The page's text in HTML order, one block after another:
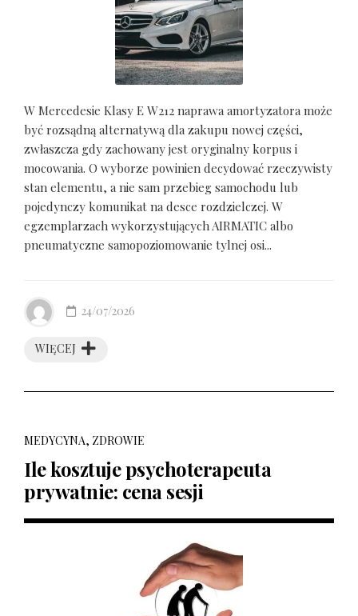
W Mercedesie Klasy E W212 naprawa amortyzatora może
być rozsądną alternatywą dla zakupu nowej części,
zwłaszcza gdy zachowany jest oryginalny korpus i
mocowania. O wyborze powinien decydować rzeczywisty
stan elementu, a nie sam przebieg samochodu lub
pojedynczy komunikat na desce rozdzielczej. W
egzemplarzach wykorzystujących AIRMATIC albo
pneumatyczne samopoziomowanie tylnej osi...
WIĘCEJ
24/07/2026
MEDYCYNA, ZDROWIE
Ile kosztuje psychoterapeuta
prywatnie: cena sesji